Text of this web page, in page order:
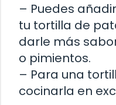
– Puedes
tu tortilla de
darle más
o pimientos.
– Para una
cocinarla en